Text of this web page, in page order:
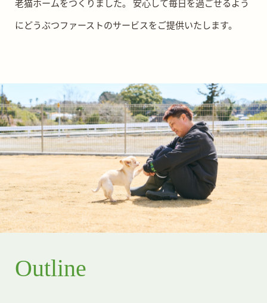
老猫ホームをつくりました。
安心して毎日を過ごせるよう
にどうぶつファーストのサービスをご提供いたします。
Outline